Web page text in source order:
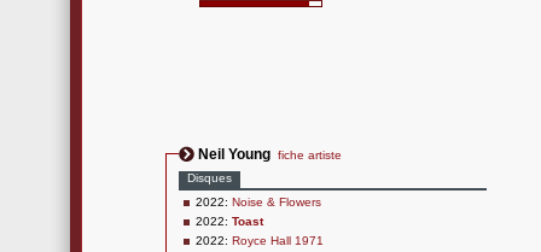
Neil Young fiche artiste
Disques
2022: Noise & Flowers
2022: Toast
2022: Royce Hall 1971